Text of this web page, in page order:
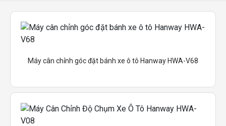
Máy cân chỉnh góc đặt bánh xe ô tô Hanway HWA-V68